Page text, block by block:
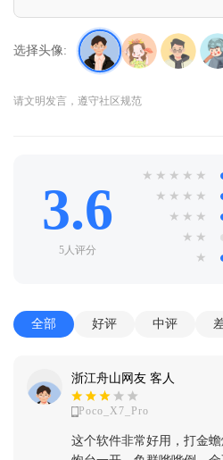
选择头像:
请文明发言，遵守社区规范
3.6
5人评分
★ ★ ★ ★ ★
★ ★ ★ ★
★ ★ ★
★ ★
★
全部 好评 中评
浙江舟山网友 客人
Poco_X7_Pro
这个软件非常好用，打金